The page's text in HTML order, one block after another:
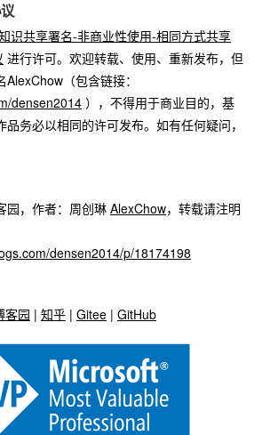
识共享署名-非商业性使用-相同方式共享
进行许可。欢迎转载、使用、重新发布，但
（包含链接：
densen2014 ），不得用于商业目的，基
务必以相同的许可发布。如有任何疑问，
园，作者：周创琳 AlexChow，转载请注明
densen2014/p/18174198
客园 | 知乎 | Gitee | GitHub